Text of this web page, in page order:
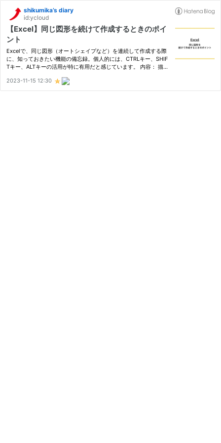
shikumika’s diary
id:ycloud
【Excel】同じ図形を続けて作成するときのポイ
ント
Excelで、同じ図形（オートシェイプなど）を連続して作成する際
に、知っておきたい機能の備忘録。個人的には、CTRLキー、SHIF
Tキー、ALTキーの活用が特に有用だと感じています。 内容： 描画
コピー） Ctrl＋Shift（図形のコピー＋縦方向か横方向の位置固定…
2023-11-15 12:30